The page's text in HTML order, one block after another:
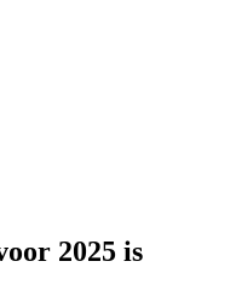
2025 is